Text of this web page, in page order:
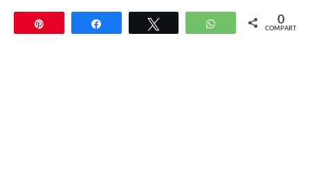
Compartir WhatsApp 0
COMPARTIR